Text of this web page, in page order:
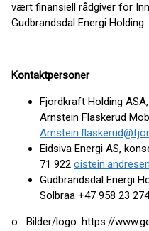
vært finansiell rådgiver for
Gudbrandsdal Energi Holding.
Kontaktpersoner
Fjordkraft Holding
Arnstein Flaskerud
Eidsiva Energi AS,
71 922
Gudbrandsdal Energi
Solbraa +47 958 23
o Bilder/logo: https://